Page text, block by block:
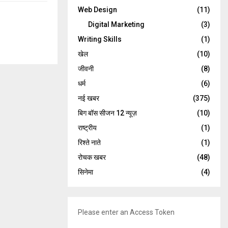
Web Design
(11)
Digital Marketing
(3)
Writing Skills
(1)
खेल
(10)
जीवनी
(8)
धर्म
(6)
नई खबर
(375)
बिग बॉस सीजन 12 न्यूज़
(10)
राष्ट्रीय
(1)
रिश्ते नाते
(1)
रोचक खबर
(48)
सिनेमा
(4)
Please enter an Access Token